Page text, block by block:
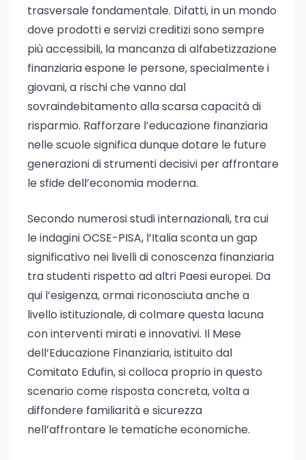
trasversale fondamentale. Difatti, in un mondo
dove prodotti e servizi creditizi sono sempre
più accessibili, la mancanza di alfabetizzazione
finanziaria espone le persone, specialmente i
giovani, a rischi che vanno dal
sovraindebitamento alla scarsa capacità di
risparmio. Rafforzare l’educazione finanziaria
nelle scuole significa dunque dotare le future
generazioni di strumenti decisivi per affrontare
le sfide dell’economia moderna.
Secondo numerosi studi internazionali, tra cui
le indagini OCSE-PISA, l’Italia sconta un gap
significativo nei livelli di conoscenza finanziaria
tra studenti rispetto ad altri Paesi europei. Da
qui l’esigenza, ormai riconosciuta anche a
livello istituzionale, di colmare questa lacuna
con interventi mirati e innovativi. Il Mese
dell’Educazione Finanziaria, istituito dal
Comitato Edufin, si colloca proprio in questo
scenario come risposta concreta, volta a
diffondere familiarità e sicurezza
nell’affrontare le tematiche economiche.